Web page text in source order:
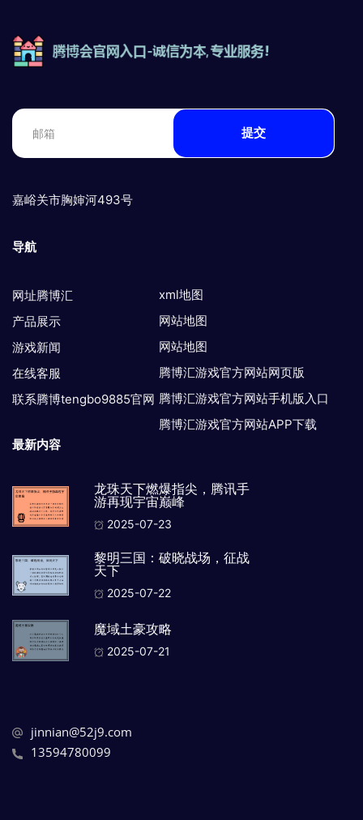
提交
嘉峪关市胸婶河493号
导航
网址腾博汇
产品展示
游戏新闻
在线客服
联系腾博tengbo9885官网
xml地图
网站地图
网站地图
腾博汇游戏官方网站网页版
腾博汇游戏官方网站手机版入口
腾博汇游戏官方网站APP下载
最新内容
龙珠天下燃爆指尖，腾讯手
游再现宇宙巅峰
2025-07-23
黎明三国：破晓战场，征战
天下
2025-07-22
魔域土豪攻略
2025-07-21
jinnian@52j9.com
13594780099